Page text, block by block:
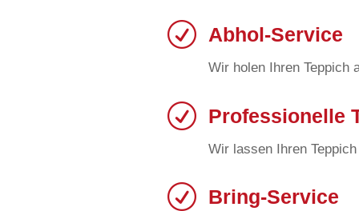
R Abhol-Service
Wir holen Ihren Teppich
R Professionelle
Wir lassen Ihren
R Bring-Service